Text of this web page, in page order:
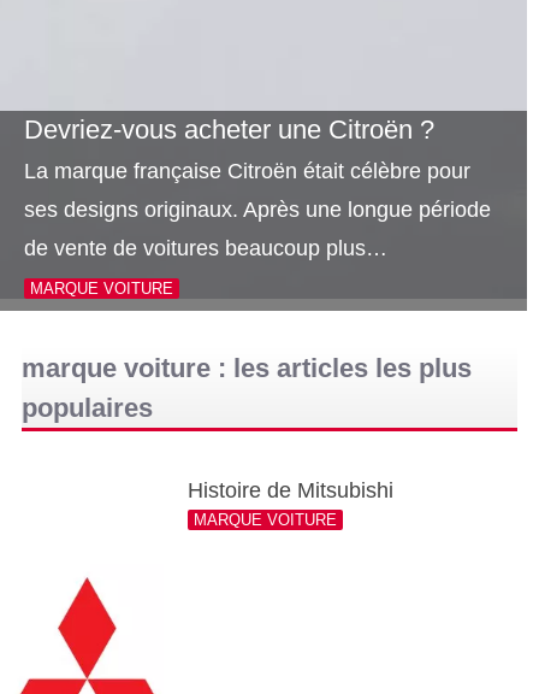
Devriez-vous acheter une Citroën ?
La marque française Citroën était célèbre pour
ses designs originaux. Après une longue période
de vente de voitures beaucoup plus…
MARQUE VOITURE
marque voiture : les articles les plus
populaires
Histoire de Mitsubishi
MARQUE VOITURE